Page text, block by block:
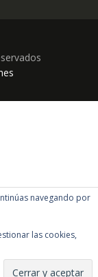
navegando por
las cookies,